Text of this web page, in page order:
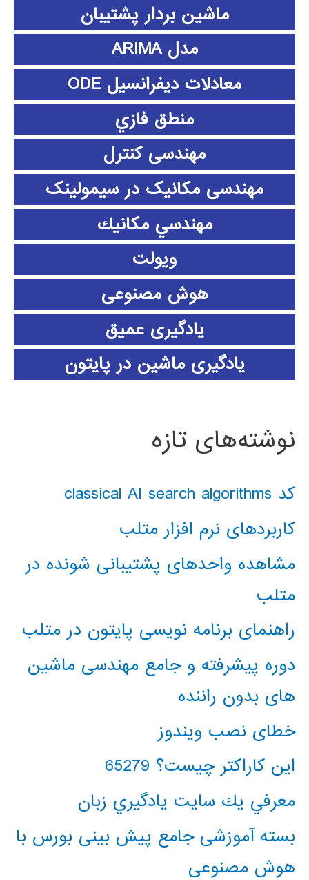
ماشین بردار پشتیبان
مدل ARIMA
معادلات دیفرانسیل ODE
منطق فازي
مهندسی کنترل
مهندسی مکانیک در سیمولینک
مهندسي مكانيك
ویولت
هوش مصنوعی
یادگیری عمیق
یادگیری ماشین در پایتون
نوشته‌های تازه
کد classical AI search algorithms
کاربردهای نرم افزار متلب
مشاهده واحدهای پشتیبانی شونده در
متلب
راهنمای برنامه نویسی پایتون در متلب
دوره پیشرفته و جامع مهندسی ماشین
های بدون راننده
خطای نصب ویندوز
این کاراکتر چیست؟ 65279
معرفي يك سايت يادگيري زبان
بسته آموزشی جامع پیش بینی بورس با
هوش مصنوعی